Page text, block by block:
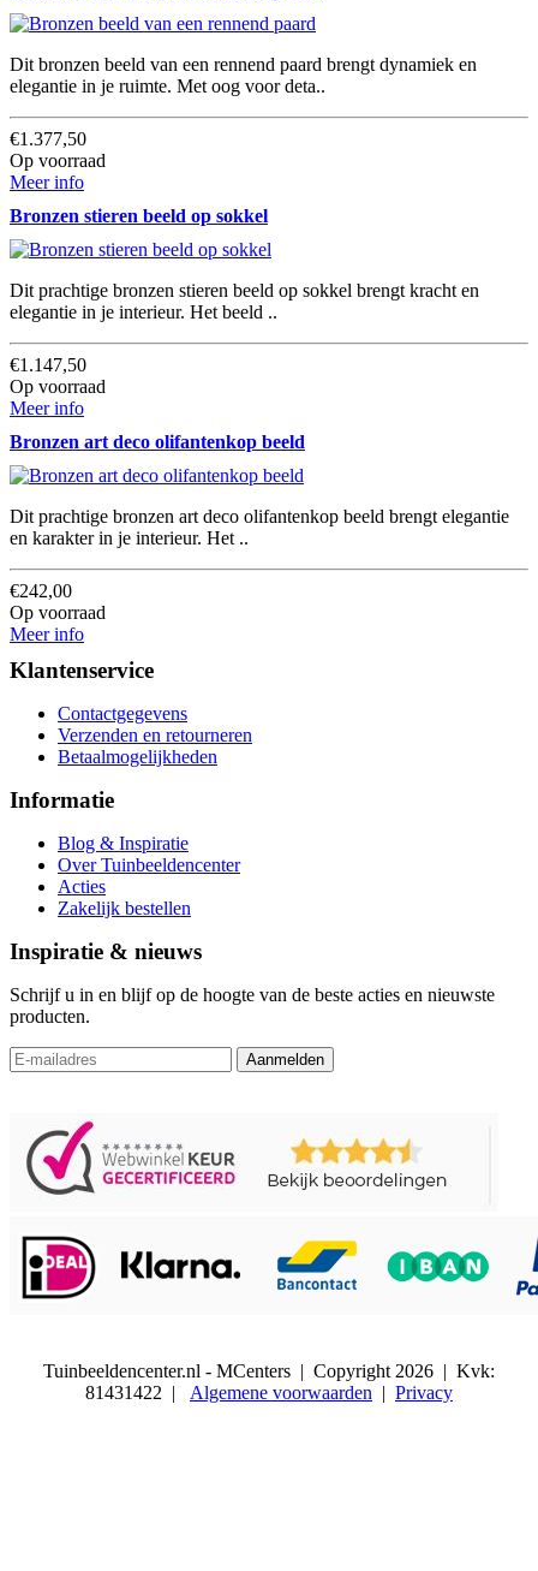
Dit bronzen beeld van een rennend paard brengt dynamiek en
elegantie in je ruimte. Met oog voor deta..
€1.377,50
Op voorraad
Meer info
Bronzen stieren beeld op sokkel
Dit prachtige bronzen stieren beeld op sokkel brengt kracht en
elegantie in je interieur. Het beeld ..
€1.147,50
Op voorraad
Meer info
Bronzen art deco olifantenkop beeld
Dit prachtige bronzen art deco olifantenkop beeld brengt elegantie
en karakter in je interieur. Het ..
€242,00
Op voorraad
Meer info
Klantenservice
Contactgegevens
Verzenden en retourneren
Betaalmogelijkheden
Informatie
Blog & Inspiratie
Over Tuinbeeldencenter
Acties
Zakelijk bestellen
Inspiratie & nieuws
Schrijf u in en blijf op de hoogte van de beste acties en nieuwste
producten.
Aanmelden
Tuinbeeldencenter.nl - MCenters | Copyright 2026 | Kvk:
81431422 | Algemene voorwaarden | Privacy